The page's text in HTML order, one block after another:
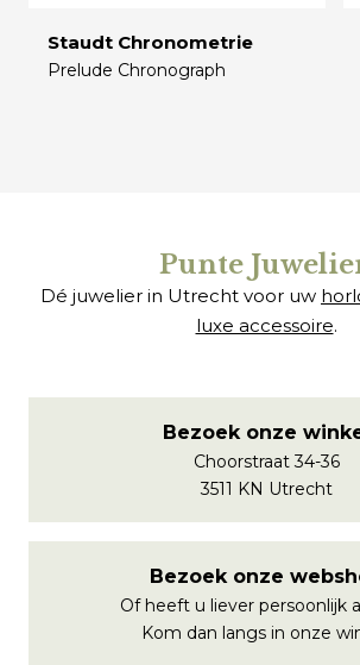
Staudt Chronometrie
Prelude Chronograph
Punte
Dé juwelier in Utrecht voor uw
luxe accessoire.
Bezoek onze
Choorstraat 34-36
3511 KN Utrecht
Bezoek onze
Of heeft u liever persoonlijk
Kom dan langs in onze